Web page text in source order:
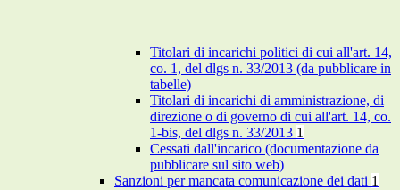
Titolari di incarichi politici di cui all'art. 14,
co. 1, del dlgs n. 33/2013 (da pubblicare in
tabelle)
Titolari di incarichi di amministrazione, di
direzione o di governo di cui all'art. 14, co.
1-bis, del dlgs n. 33/2013 1
Cessati dall'incarico (documentazione da
pubblicare sul sito web)
Sanzioni per mancata comunicazione dei dati 1